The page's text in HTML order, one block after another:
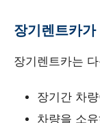
장기렌트카
장기렌트카는
장기간 차
차량을 소